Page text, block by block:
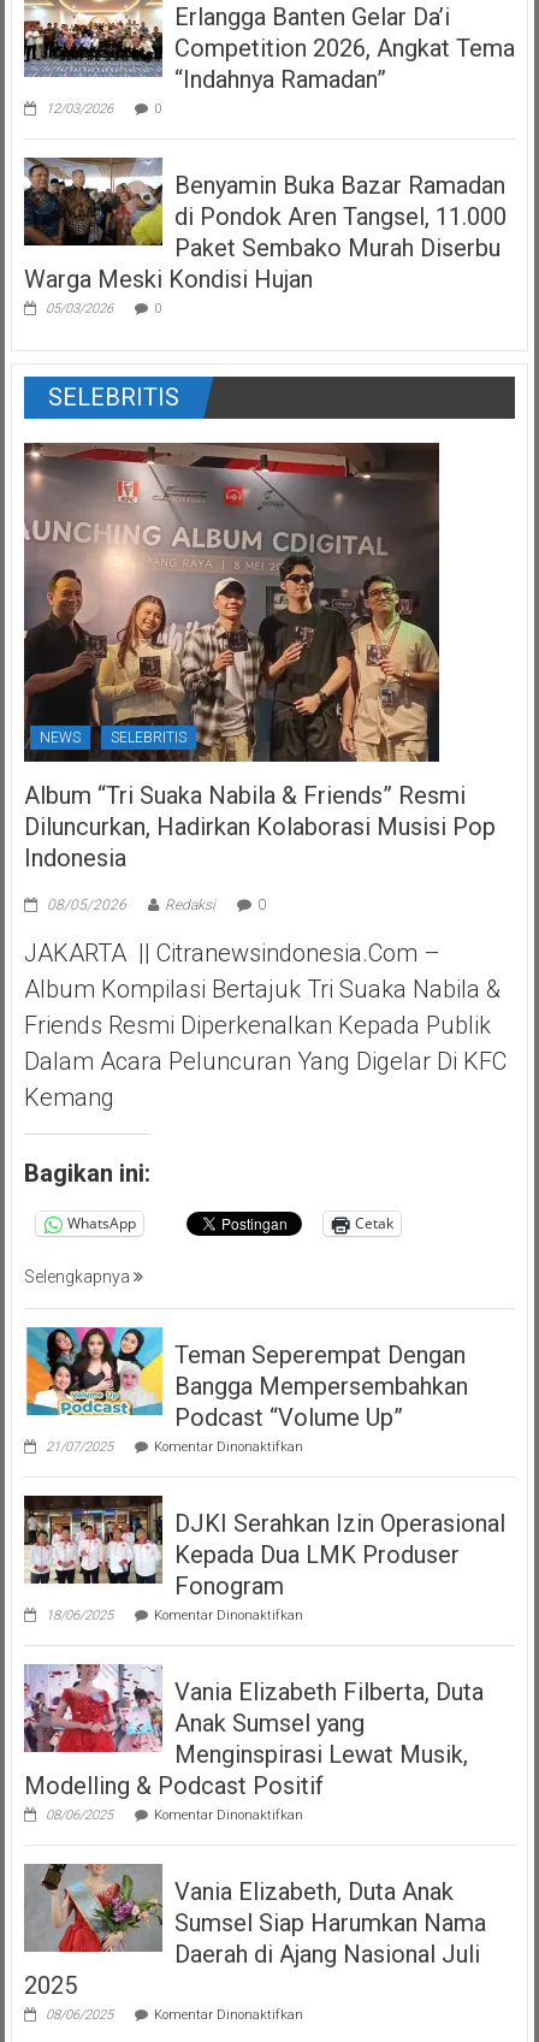
Erlangga Banten Gelar Da’i
Competition 2026, Angkat Tema
“Indahnya Ramadan”
12/03/2026 0
Benyamin Buka Bazar Ramadan
di Pondok Aren Tangsel, 11.000
Paket Sembako Murah Diserbu
Warga Meski Kondisi Hujan
05/03/2026 0
SELEBRITIS
NEWS SELEBRITIS
Album “Tri Suaka Nabila & Friends” Resmi
Diluncurkan, Hadirkan Kolaborasi Musisi Pop
Indonesia
08/05/2026 Redaksi 0
JAKARTA || Citranewsindonesia.com –
Album Kompilasi Bertajuk Tri Suaka Nabila &
Friends Resmi Diperkenalkan Kepada Publik
Dalam Acara Peluncuran Yang Digelar Di KFC
Kemang
Bagikan ini:
WhatsApp Cetak
Selengkapnya
Teman Seperempat Dengan
Bangga Mempersembahkan
Podcast “Volume Up”
21/07/2025 Komentar Dinonaktifkanpada
Seperempat
Bangga
Mempersembahkan
Podcast
DJKI Serahkan Izin Operasional
Kepada Dua LMK Produser
Fonogram
18/06/2025 Komentar Dinonaktifkanpada
Serahkan
Operasional
Kepada
Dua
LMK
Produser
Fonogram
Vania Elizabeth Filberta, Duta
Anak Sumsel yang
Menginspirasi Lewat Musik,
Modelling & Podcast Positif
08/06/2025 Komentar Dinonaktifkanpada
Elizabeth
Duta
Anak
Sumsel
Menginspirasi
Modelling
Vania Elizabeth, Duta Anak
Sumsel Siap Harumkan Nama
Daerah di Ajang Nasional Juli
2025
08/06/2025 Komentar Dinonaktifkanpada